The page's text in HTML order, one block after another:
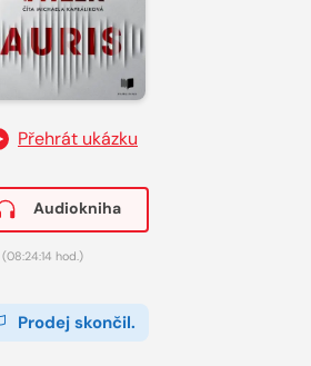
Přehrát ukázku
Audiokniha
(08:24:14 hod.)
Prodej skončil.